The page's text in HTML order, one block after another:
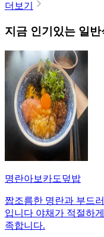
더보기
지금 인기있는 일반
명란아보카도덮밥
짭조름한 명란과 부드
입니다 야채가 적절하
족합니다.